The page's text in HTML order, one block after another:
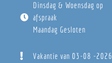
Dinsdag & Woensdag op
afspraak
Maandag Gesloten
Vakantie van 03-08 -2026